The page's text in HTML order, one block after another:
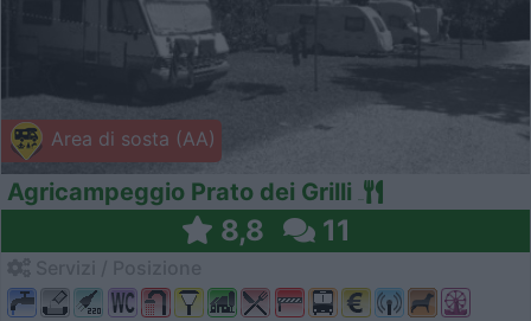
Area di sosta (AA)
Agricampeggio Prato dei Grilli
8,8 11